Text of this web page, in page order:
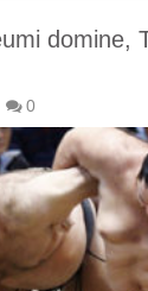
domine,
0